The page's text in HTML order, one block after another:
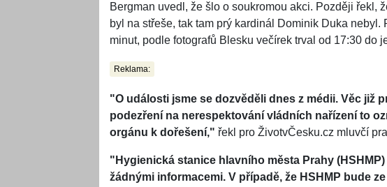
Bergman uvedl, že šlo o soukromou akci. Později řekl,
byl na střeše, tak tam prý kardinál Dominik Duka
minut, podle fotografů Blesku večírek trval od 17:30 do
Reklama:
"O události jsme se dozvěděli dnes z médii. Věc již
podezření na nerespektování vládních nařízení to
orgánu k dořešení," řekl pro ŽivotvČesku.cz mluvčí
"Hygienická stanice hlavního města Prahy
žádnými informacemi. V případě, že HSHMP bude